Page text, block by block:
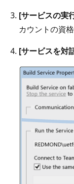
[サービスの実
カウントの資
[サービスを対